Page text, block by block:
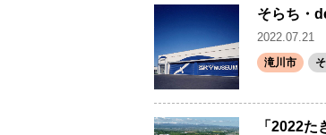
そらち・
2022.07.21
滝川市
「2022